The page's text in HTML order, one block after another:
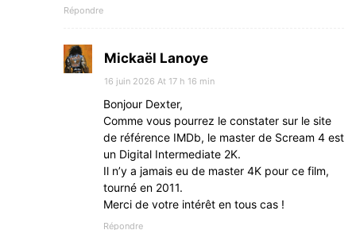
Répondre
Mickaël Lanoye
16 juin 2026 At 17 h 16 min
Bonjour Dexter,
Comme vous pourrez le constater sur le site
de référence IMDb, le master de Scream 4 est
un Digital Intermediate 2K.
Il n’y a jamais eu de master 4K pour ce film,
tourné en 2011.
Merci de votre intérêt en tous cas !
Répondre